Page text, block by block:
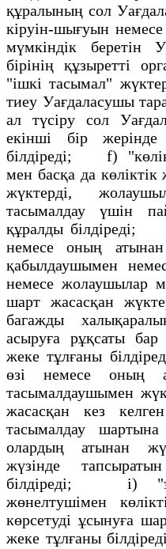
құралының сол
кiруiн-шығуын немесе
мүмкіндік беретiн
бiрiнің құзыреттi
"iшкi тасымал"
тиеу Уағдаласушы
ал түсiру сол
екiншi бiр жерiнде
білдiредi; f)
мен басқа да
жүктердi,
тасымалдау үшiн
құралды бiлдiредi;
немесе оның
қабылдаушымен
немесе жолаушылар
шарт жасасқан
багажды
асыруға рұқсаты
жеке тұлғаны
өзi немесе оның
тасымалдаушымен
жасасқан кез
тасымалдау
олардың атынан
жүзiнде
бiлдiредi; i)
жөнелтушімен
көрсетудi ұсынуға
жеке тұлғаны